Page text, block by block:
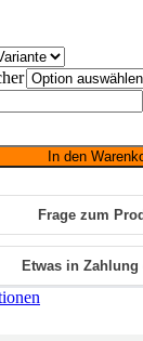
In den
Frage zum
Etwas in Zahlung